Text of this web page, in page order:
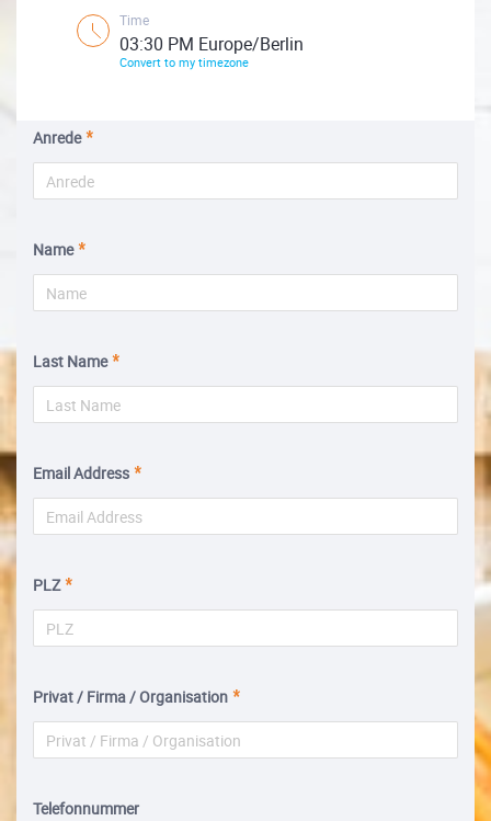
Time
03:30 PM Europe/Berlin
Convert to my timezone
Anrede
Name
Last Name
Email Address
PLZ
Privat / Firma / Organisation
Telefonnummer